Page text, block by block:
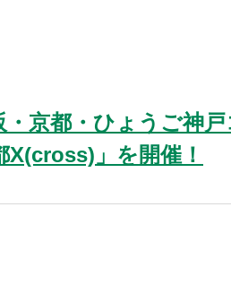
京都・ひょうご神戸
」を開催！